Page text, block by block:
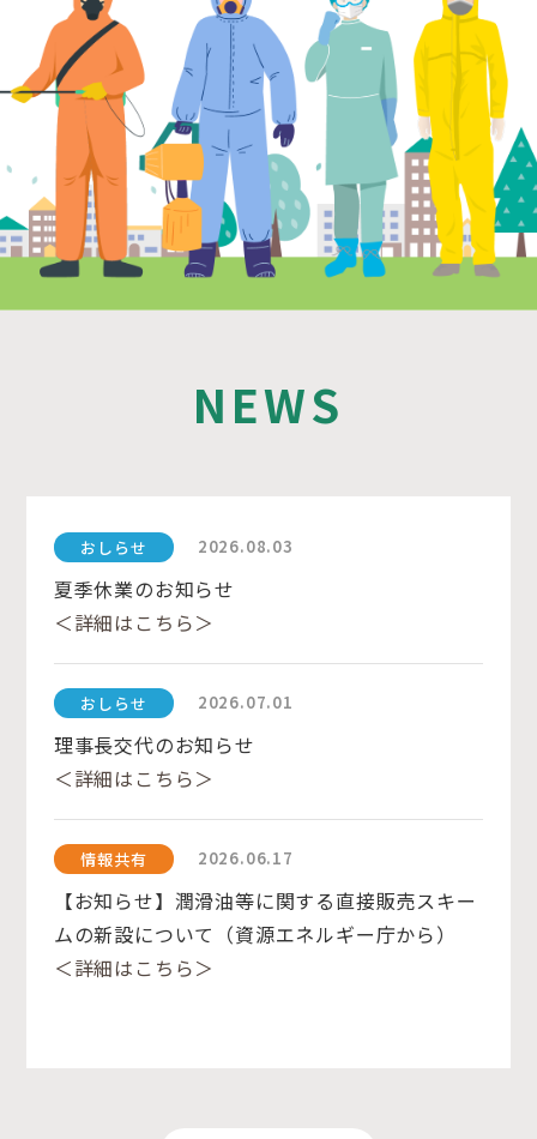
NEWS
おしらせ 2026.08.03
夏季休業のお知らせ
＜詳細はこちら＞
おしらせ 2026.07.01
理事長交代のお知らせ
＜詳細はこちら＞
情報共有 2026.06.17
【お知らせ】潤滑油等に関する直接販売スキー
ムの新設について（資源エネルギー庁から）
＜詳細はこちら＞